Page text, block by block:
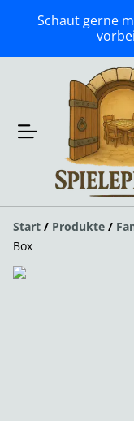
Schaut gerne
Start / Produkte /
Box